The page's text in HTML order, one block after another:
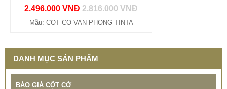
2.496.000 VNĐ 2.816.000 VNĐ
Mẫu: COT CO VAN PHONG TINTA
DANH MỤC SẢN PHẨM
BÁO GIÁ CỘT CỜ